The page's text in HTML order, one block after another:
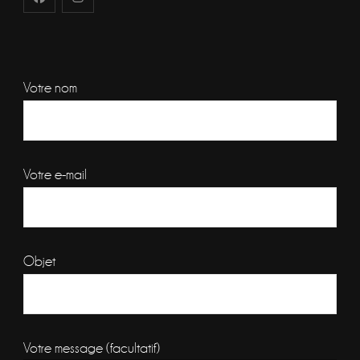
Votre nom
Votre e-mail
Objet
Votre message (facultatif)